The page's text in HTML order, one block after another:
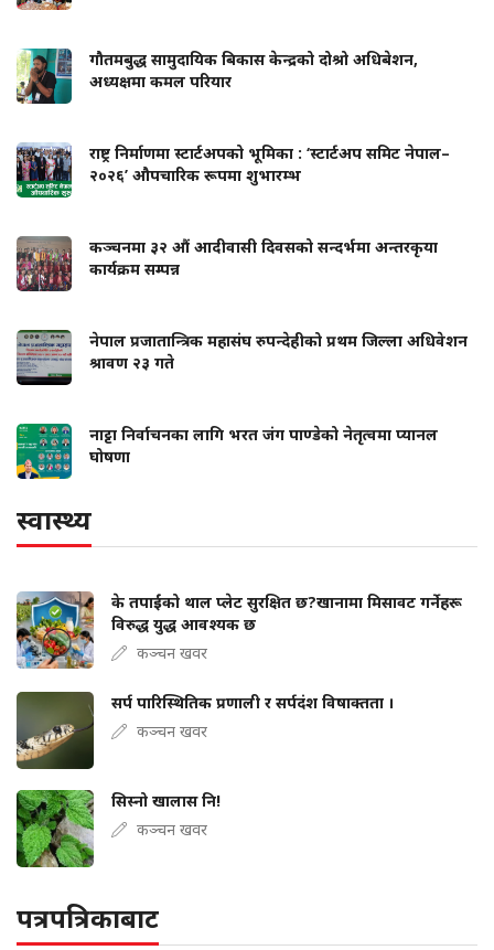
गौतमबुद्ध सामुदायिक बिकास केन्द्रको दोश्रो अधिबेशन,
अध्यक्षमा कमल परियार
राष्ट्र निर्माणमा स्टार्टअपको भूमिका : ‘स्टार्टअप समिट नेपाल–
२०२६’ औपचारिक रूपमा शुभारम्भ
कञ्चनमा ३२ औं आदीवासी दिवसको सन्दर्भमा अन्तरकृया
कार्यक्रम सम्पन्न
नेपाल प्रजातान्त्रिक महासंघ रुपन्देहीको प्रथम जिल्ला अधिवेशन
श्रावण २३ गते
नाट्टा निर्वाचनका लागि भरत जंग पाण्डेको नेतृत्वमा प्यानल
घोषणा
स्वास्थ्य
के तपाईंको थाल प्लेट सुरक्षित छ?खानामा मिसावट गर्नेहरू
विरुद्ध युद्ध आवश्यक छ
कञ्चन खवर
सर्प पारिस्थितिक प्रणाली र सर्पदंश विषाक्तता ।
कञ्चन खवर
सिस्नो खालास नि!
कञ्चन खवर
पत्रपत्रिकाबाट